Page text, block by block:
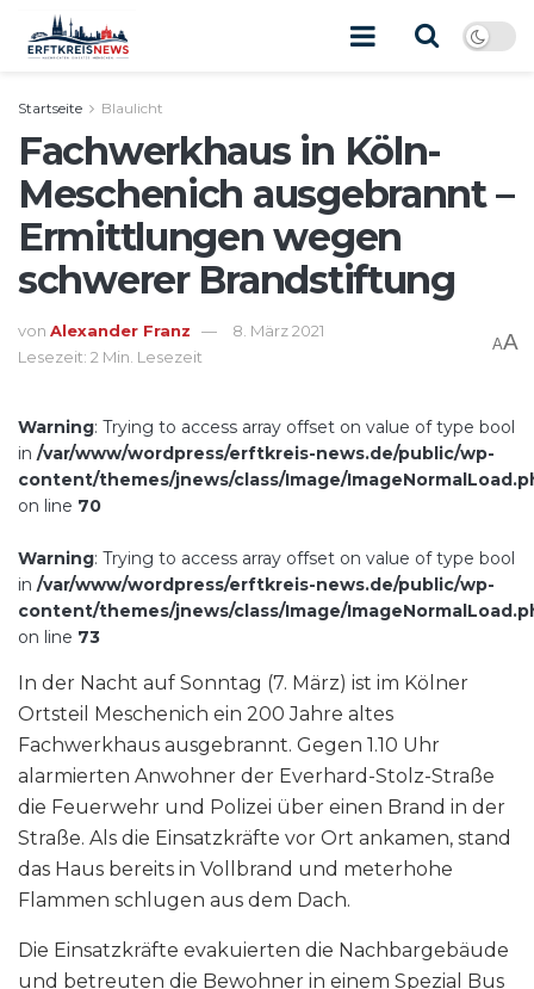
Startseite Blaulicht
Fachwerkhaus in Köln-
Meschenich ausgebrannt –
Ermittlungen wegen
schwerer Brandstiftung
von Alexander Franz
8. März 2021
Lesezeit: 2 Min. Lesezeit
AA
Warning: Trying to access array offset on value of type bool
in /var/www/wordpress/erftkreis-news.de/public/wp-
content/themes/jnews/class/Image/
on line 70
Warning: Trying to access array offset on value of type bool
in /var/www/wordpress/erftkreis-news.de/public/wp-
content/themes/jnews/class/Image/
on line 73
In der Nacht auf Sonntag (7. März) ist im Kölner
Ortsteil Meschenich ein 200 Jahre altes
Fachwerkhaus ausgebrannt. Gegen 1.10 Uhr
alarmierten Anwohner der Everhard-Stolz-Straße
die Feuerwehr und Polizei über einen Brand in der
Straße. Als die Einsatzkräfte vor Ort ankamen, stand
das Haus bereits in Vollbrand und meterhohe
Flammen schlugen aus dem Dach.
Die Einsatzkräfte evakuierten die Nachbargebäude
und betreuten die Bewohner in einem Spezial Bus